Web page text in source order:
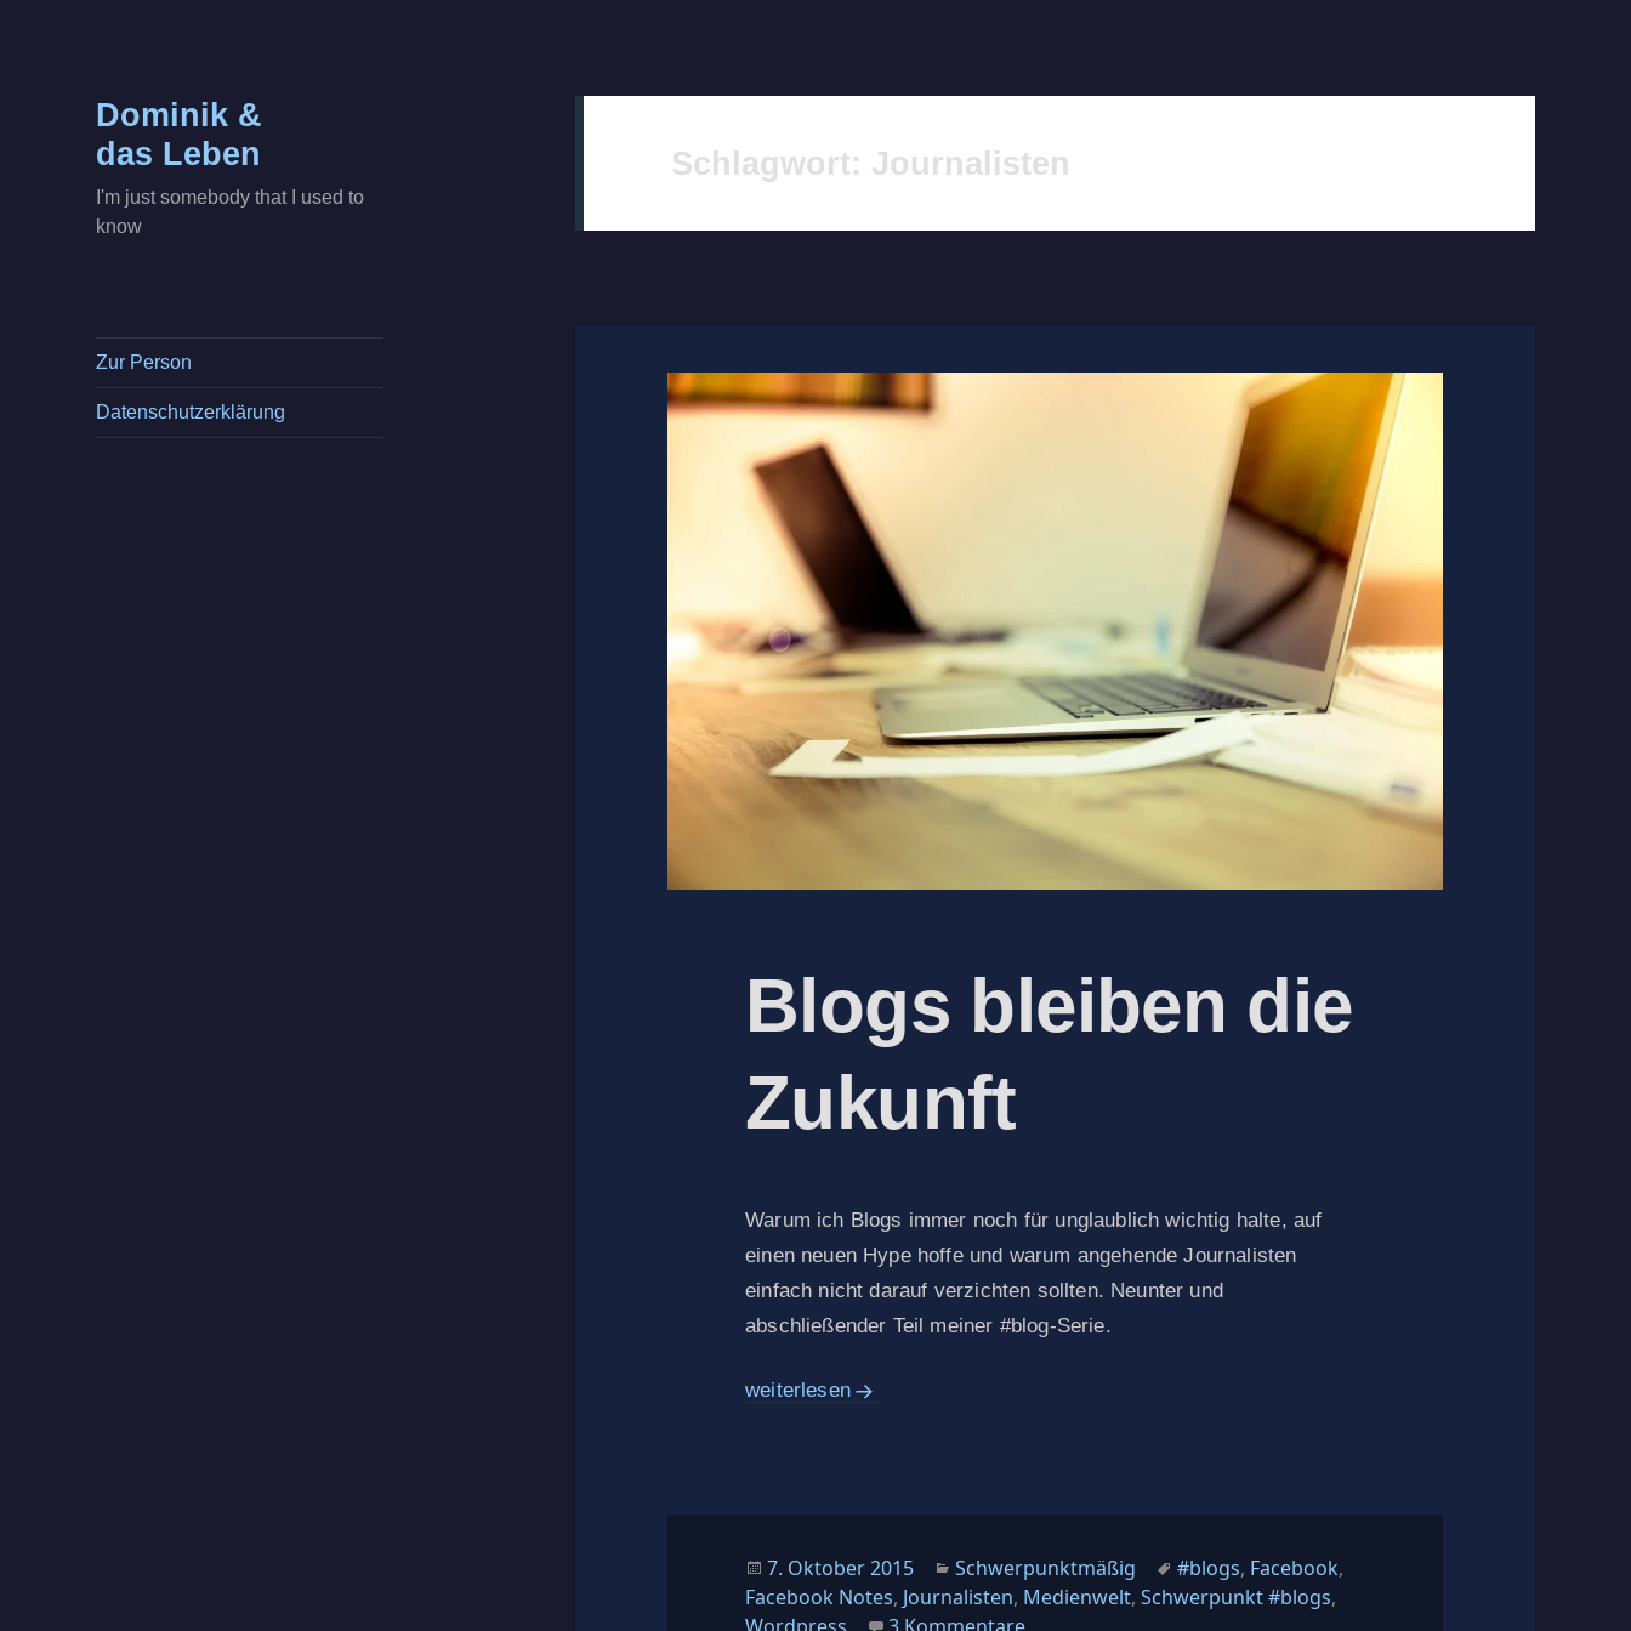
Dominik &
das Leben
I'm just somebody that I used to
know
Zur Person
Datenschutzerklärung
Schlagwort: Journalisten
Blogs bleiben die
Zukunft
Warum ich Blogs immer noch für unglaublich wichtig halte, auf
einen neuen Hype hoffe und warum angehende Journalisten
einfach nicht darauf verzichten sollten. Neunter und
abschließender Teil meiner #blog-Serie.
Blogs bleiben die Zukunft
weiterlesen
Veröffentlicht
am
7. Oktober 2015 Kategorien
Schwerpunktmäßig Schlagwörter
#blogs, Facebook,
Facebook Notes, Journalisten, Medienwelt,Schwerpunkt #blogs,
zu Blogs bleiben die Zukunft